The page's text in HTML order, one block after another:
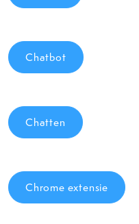
Chatbot
Chatten
Chrome extensie